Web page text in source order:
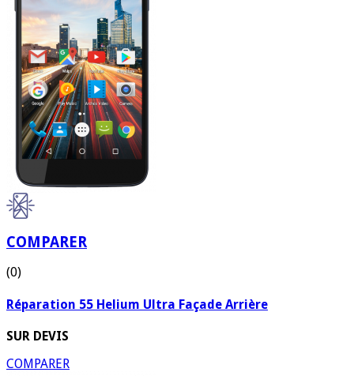
COMPARER
(0)
Réparation 55 Helium Ultra Façade Arrière
SUR DEVIS
COMPARER